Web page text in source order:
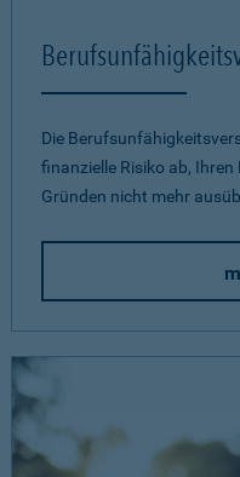
Die
finanzielle Risiko ab,
Gründen nicht mehr